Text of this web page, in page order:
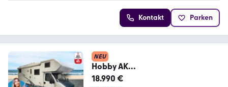
Kontakt Parken
NEU
Hobby AK
725/Festbett/Garage/Klima/Sola
18.990 €